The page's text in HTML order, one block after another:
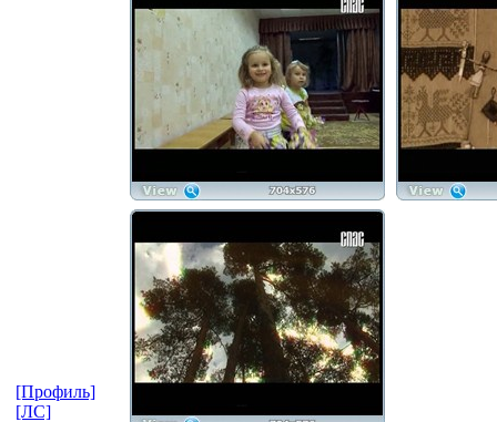
[Профиль]
[ЛС]